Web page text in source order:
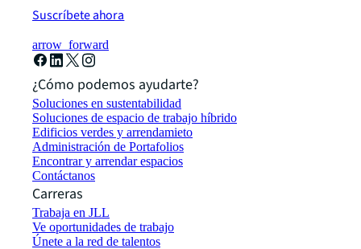
Suscríbete ahora
arrow_forward
¿Cómo podemos ayudarte?
Soluciones en sustentabilidad
Soluciones de espacio de trabajo híbrido
Edificios verdes y arrendamieto
Administración de Portafolios
Encontrar y arrendar espacios
Contáctanos
Carreras
Trabaja en JLL
Ve oportunidades de trabajo
Únete a la red de talentos